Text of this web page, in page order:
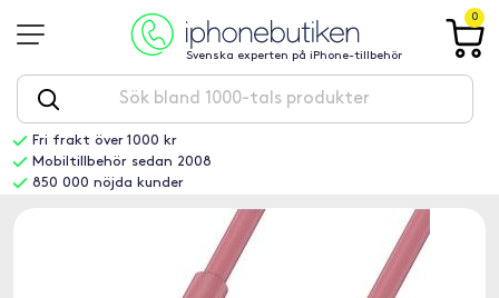
Svenska experten på iPhone-tillbehör
0
Fri frakt över 1000 kr
Mobiltillbehör sedan 2008
850 000 nöjda kunder